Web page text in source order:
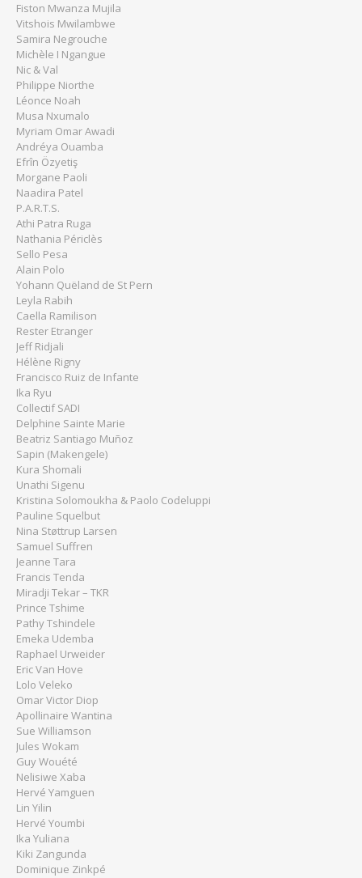
Fiston Mwanza Mujila
Vitshois Mwilambwe
Samira Negrouche
Michèle I Ngangue
Nic & Val
Philippe Niorthe
Léonce Noah
Musa Nxumalo
Myriam Omar Awadi
Andréya Ouamba
Efrîn Özyetiş
Morgane Paoli
Naadira Patel
P.A.R.T.S.
Athi Patra Ruga
Nathania Périclès
Sello Pesa
Alain Polo
Yohann Quëland de St Pern
Leyla Rabih
Caella Ramilison
Rester Etranger
Jeff Ridjali
Hélène Rigny
Francisco Ruiz de Infante
Ika Ryu
Collectif SADI
Delphine Sainte Marie
Beatriz Santiago Muñoz
Sapin (Makengele)
Kura Shomali
Unathi Sigenu
Kristina Solomoukha & Paolo Codeluppi
Pauline Squelbut
Nina Støttrup Larsen
Samuel Suffren
Jeanne Tara
Francis Tenda
Miradji Tekar – TKR
Prince Tshime
Pathy Tshindele
Emeka Udemba
Raphael Urweider
Eric Van Hove
Lolo Veleko
Omar Victor Diop
Apollinaire Wantina
Sue Williamson
Jules Wokam
Guy Wouété
Nelisiwe Xaba
Hervé Yamguen
Lin Yilin
Hervé Youmbi
Ika Yuliana
Kiki Zangunda
Dominique Zinkpé